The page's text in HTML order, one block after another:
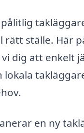
rätt ställe. Här
dig att enkelt
en ny